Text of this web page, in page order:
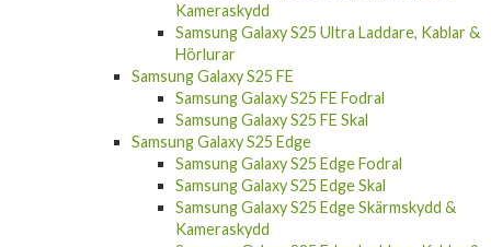
Kameraskydd
Samsung Galaxy S25 Ultra Laddare, Kablar &
Hörlurar
Samsung Galaxy S25 FE
Samsung Galaxy S25 FE Fodral
Samsung Galaxy S25 FE Skal
Samsung Galaxy S25 Edge
Samsung Galaxy S25 Edge Fodral
Samsung Galaxy S25 Edge Skal
Samsung Galaxy S25 Edge Skärmskydd &
Kameraskydd